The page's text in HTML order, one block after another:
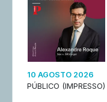
10 AGOSTO 2026
PÚBLICO (IMPRESSO)